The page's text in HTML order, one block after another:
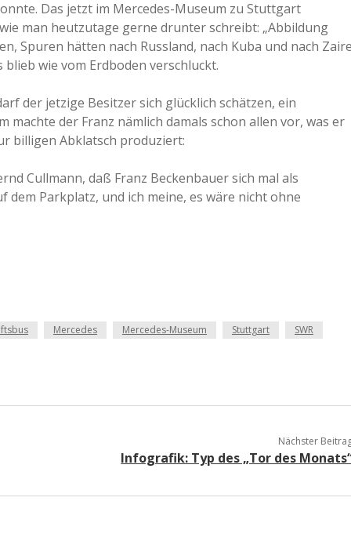
a
a
d
e
Das jetzt im Mercedes-Museum zu Stuttgart
man heutzutage gerne drunter schreibt: „Abbildung
Spuren hätten nach Russland, nach Kuba und nach
wie vom Erdboden verschluckt.
der jetzige Besitzer sich glücklich schätzen, ein
der Franz nämlich damals schon allen vor, was er
billigen Abklatsch produziert:
Cullmann, daß Franz Beckenbauer sich mal als
dem Parkplatz, und ich meine, es wäre nicht ohne
Mercedes Mercedes-Museum Stuttgart SWR
Nächster
Infografik: Typ des „Tor des